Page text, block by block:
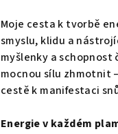
Moje cesta k tvorbě
smyslu, klidu a
myšlenky a
mocnou sílu zhmotnit
cestě k manifestaci
Energie v každém